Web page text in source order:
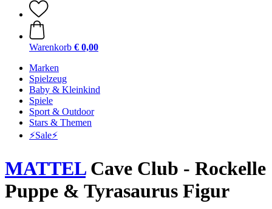
Warenkorb € 0,00
Marken
Spielzeug
Baby & Kleinkind
Spiele
Sport & Outdoor
Stars & Themen
⚡️Sale⚡️
MATTELCave Club - Rockelle
Puppe & Tyrasaurus Figur